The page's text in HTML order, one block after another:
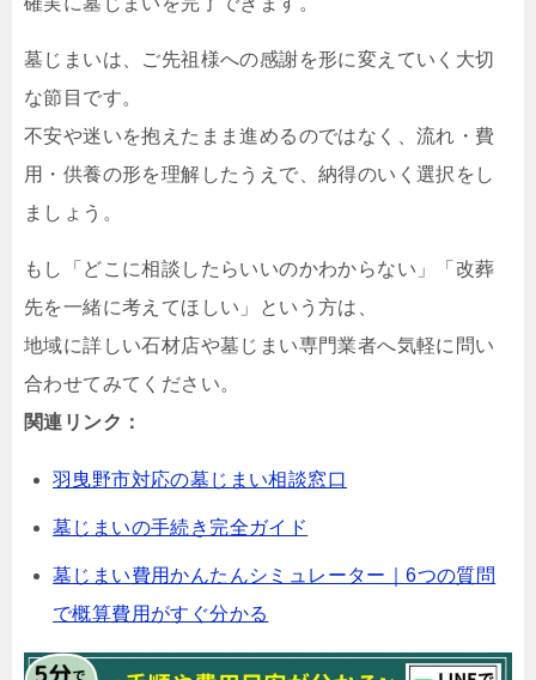
墓じまいは、ご先祖様への感謝を形に変えていく大切
な節目です。
不安や迷いを抱えたまま進めるのではなく、流れ・費
用・供養の形を理解したうえで、納得のいく選択をし
ましょう。
もし「どこに相談したらいいのかわからない」「改葬
先を一緒に考えてほしい」という方は、
地域に詳しい石材店や墓じまい専門業者へ気軽に問い
合わせてみてください。
関連リンク：
羽曳野市対応の墓じまい相談窓口
墓じまいの手続き完全ガイド
墓じまい費用かんたんシミュレーター｜6つの質問
で概算費用がすぐ分かる